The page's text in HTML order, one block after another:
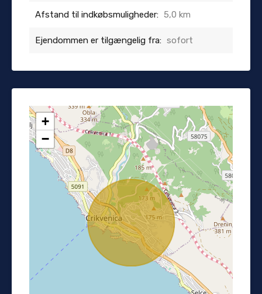
Afstand til indkøbsmuligheder: 5,0 km
Ejendommen er tilgængelig fra: sofort
+
−